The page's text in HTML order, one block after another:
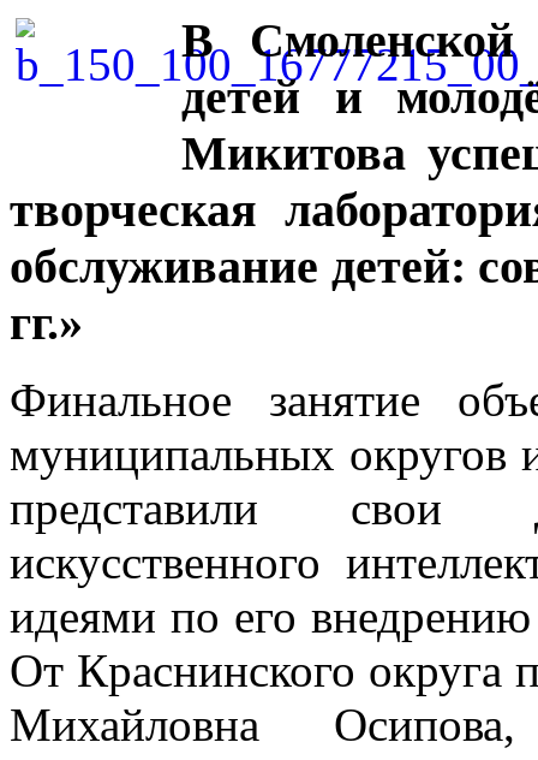
В Смоленской
детей и
Микитова
творческая
обслуживание детей:
гг.»
Финальное занятие
муниципальных округов
представили свои
искусственного
идеями по его
От Краснинского округа
Михайловна